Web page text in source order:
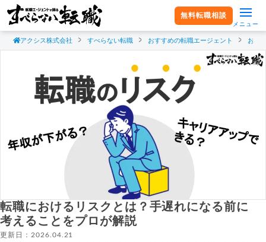
無料転職相談
メニュー
アクシス株式会社 すべらない転職 おすすめの転職エージェント おす
転職におけるリスクとは？手遅れになる前に
考えることをプロが解説
更新日：2026.04.21